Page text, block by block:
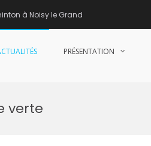
à Noisy le Grand
PRÉSENTATION
verte